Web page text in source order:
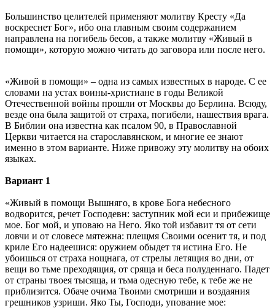
Большинство целителей применяют молитву Кресту «Да
воскреснет Бог», ибо она главным своим содержанием
направлена на погибель бесов, а также молитву «Живый в
помощи», которую можно читать до заговора или после него.
«Живой в помощи» – одна из самых известных в народе. С ее
словами на устах воины-христиане в годы Великой
Отечественной войны прошли от Москвы до Берлина. Всюду,
везде она была защитой от страха, погибели, нашествия врага.
В Библии она известна как псалом 90, в Православной
Церкви читается на старославянском, и многие ее знают
именно в этом варианте. Ниже привожу эту молитву на обоих
языках.
Вариант 1
«Живый в помощи Вышняго, в крове Бога небесного
водворится, речет Господевн: заступник мой еси и прибежище
мое. Бог мой, и уповаю на Него. Яко той избавит тя от сети
ловчи и от словесе мятежна: плещмя Своими осенит тя, и под
криле Его надеешися: оружием обыдет тя истина Его. Не
убоишься от страха нощнага, от стрелы летящия во дни, от
вещи во тьме преходящия, от сряща и беса полуденнаго. Падет
от страны твоея тысяща, и тьма одесную тебе, к тебе же не
приблизится. Обаче очима Твоими смотриши и воздаяния
грешников узриши. Яко Ты, Господи, упование мое: